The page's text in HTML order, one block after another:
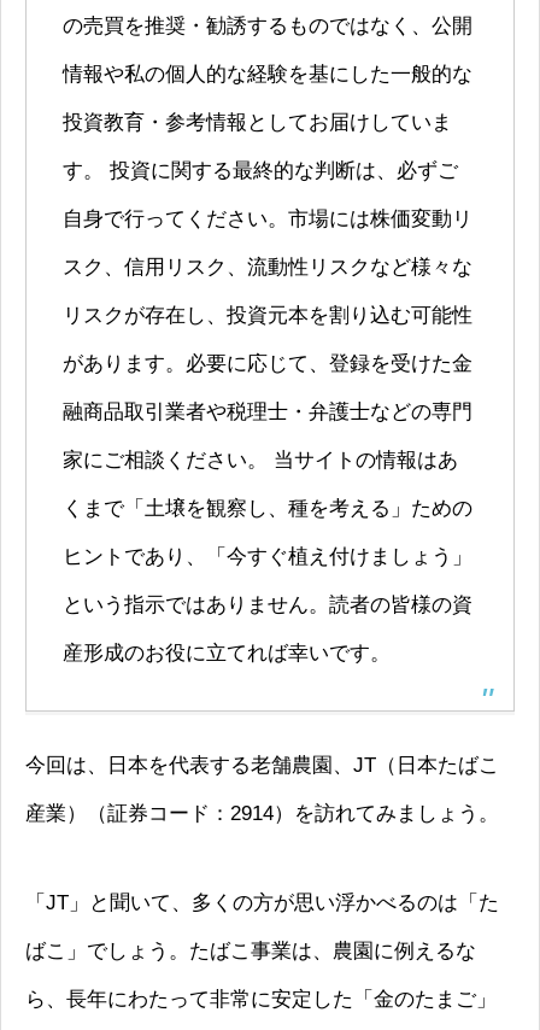
の売買を推奨・勧誘するものではなく、公開
情報や私の個人的な経験を基にした一般的な
投資教育・参考情報としてお届けしていま
す。 投資に関する最終的な判断は、必ずご
自身で行ってください。市場には株価変動リ
スク、信用リスク、流動性リスクなど様々な
リスクが存在し、投資元本を割り込む可能性
があります。必要に応じて、登録を受けた金
融商品取引業者や税理士・弁護士などの専門
家にご相談ください。 当サイトの情報はあ
くまで「土壌を観察し、種を考える」ための
ヒントであり、「今すぐ植え付けましょう」
という指示ではありません。読者の皆様の資
産形成のお役に立てれば幸いです。
今回は、日本を代表する老舗農園、JT（日本たばこ
産業）（証券コード：2914）を訪れてみましょう。
「JT」と聞いて、多くの方が思い浮かべるのは「た
ばこ」でしょう。たばこ事業は、農園に例えるな
ら、長年にわたって非常に安定した「金のたまご」